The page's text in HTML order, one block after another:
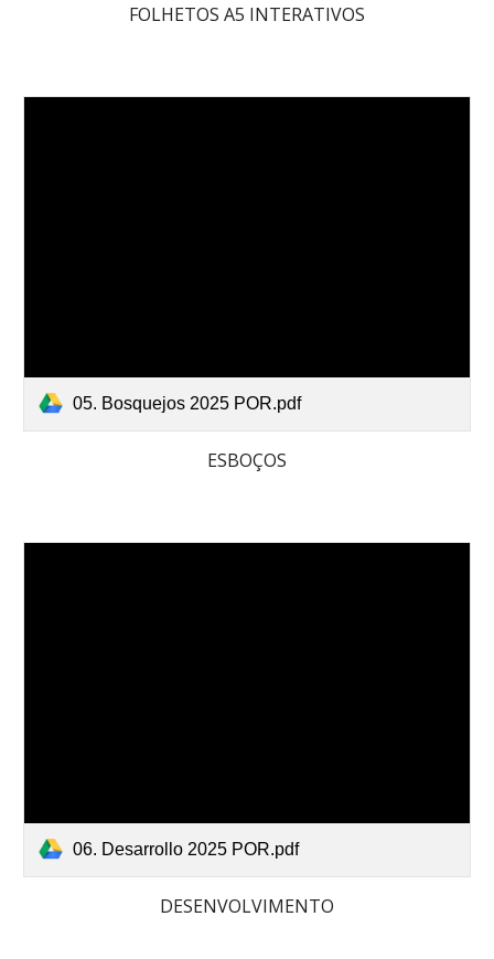
FOLHETOS A5 INTERATIVOS
05. Bosquejos 2025 POR.pdf
ESBOÇOS
06. Desarrollo 2025 POR.pdf
DESENVOLVIMENTO